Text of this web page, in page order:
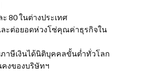
80 ในต่างประเทศ
ละต่อยอดห่วงโซ่คุณค่าธุรกิจใน
ภาษีเงินได้นิติบุคคลขั้นต่ำทั่วโลก
คงของบริษัทฯ